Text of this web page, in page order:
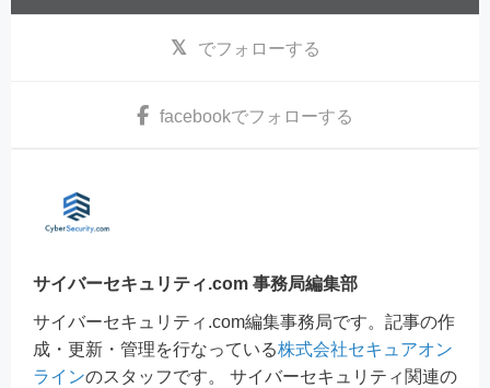
でフォローする
facebookでフォローする
サイバーセキュリティ.com 事務局編集部
サイバーセキュリティ.com編集事務局です。記事の作
成・更新・管理を行なっている株式会社セキュアオン
ラインのスタッフです。 サイバーセキュリティ関連の